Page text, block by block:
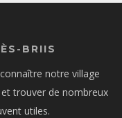
BRIIS
notre village
trouver de nombreux
utiles.